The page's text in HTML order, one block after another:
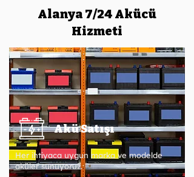
Alanya 7/24 Akücü
Hizmeti
Akü Satışı
Her ihtiyaca uygun marka ve modelde
aküler sunuyoruz.